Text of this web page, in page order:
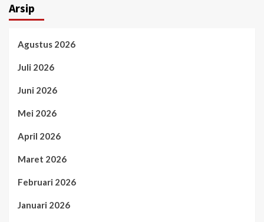
Arsip
Agustus 2026
Juli 2026
Juni 2026
Mei 2026
April 2026
Maret 2026
Februari 2026
Januari 2026